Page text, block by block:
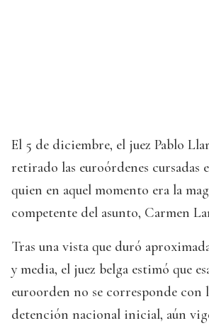
El 5 de diciembre, el juez Pablo
retirado las euroórdenes cursadas
quien en aquel momento era la
competente del asunto, Carmen
Tras una vista que duró
y media, el juez belga estimó que
euroorden no se corresponde con
detención nacional inicial, aún